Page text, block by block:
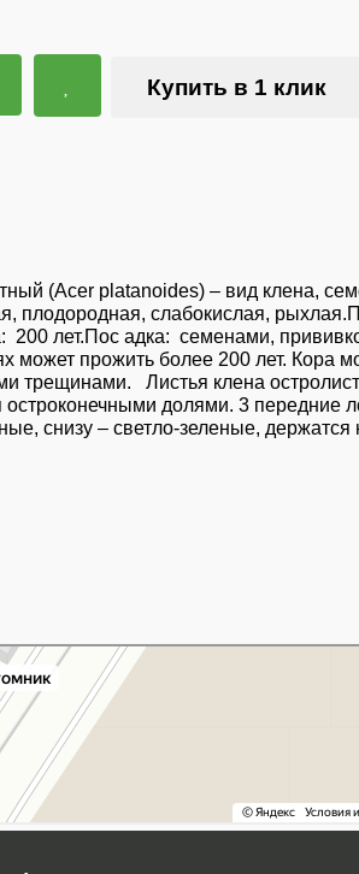
Купить в 1 клик
(Acer platanoides) – вид клена,
плодородная, слабокислая,
лет.Пос адка: семенами,
может прожить более 200 лет. Кора
трещинами. Листья клена
долями. 3 передние
снизу – светло-зеленые,